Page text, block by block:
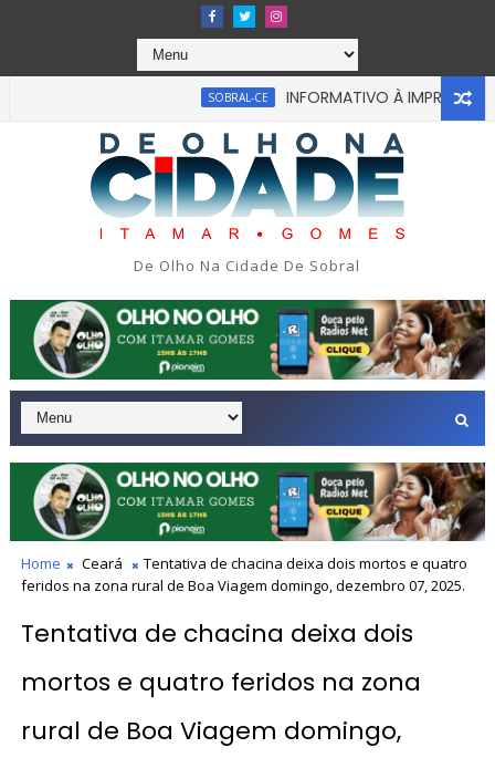
SOBRAL-CE INFORMATIVO À IMPRENSA
em tragédia na tarde da última segunda-feira 13/07/2026
De Olho Na Cidade De Sobral
Home Ceará
Tentativa de chacina deixa dois mortos e quatro
feridos na zona rural de Boa Viagem domingo, dezembro 07, 2025.
Tentativa de chacina deixa dois
mortos e quatro feridos na zona
rural de Boa Viagem domingo,